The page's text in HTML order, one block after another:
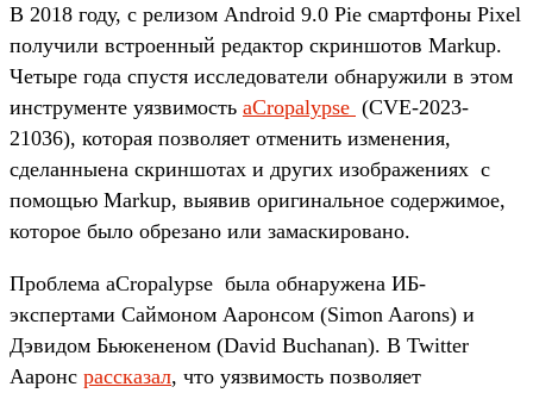
В 2018 году, с релизом Android 9.0 Pie смартфоны Pixel
получили встроенный редактор скриншотов Markup.
Четыре года спустя исследователи обнаружили в этом
инструменте уязвимость aCropalypse (CVE-2023-
21036), которая позволяет отменить изменения,
сделанныена скриншотах и других изображениях с
помощью Markup, выявив оригинальное содержимое,
которое было обрезано или замаскировано.
Проблема aCropalypse была обнаружена ИБ-
экспертами Саймоном Ааронсом (Simon Aarons) и
Дэвидом Бьюкененом (David Buchanan). В Twitter
Ааронс рассказал, что уязвимость позволяет